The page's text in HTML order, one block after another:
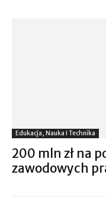
Edukacja, Nauka I Technika
200 mln zł na
zawodowych